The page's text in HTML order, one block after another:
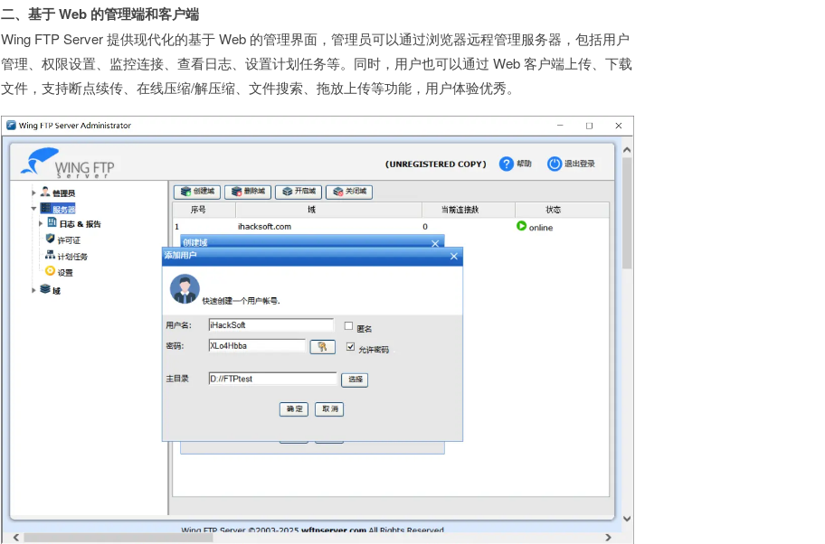
二、基于 Web 的管理端和客户端
Wing FTP Server 提供现代化的基于 Web 的管理界面，管理员可以通过浏览器远程管理服务器，包括用户
管理、权限设置、监控连接、查看日志、设置计划任务等。同时，用户也可以通过 Web 客户端上传、下载
文件，支持断点续传、在线压缩/解压缩、文件搜索、拖放上传等功能，用户体验优秀。